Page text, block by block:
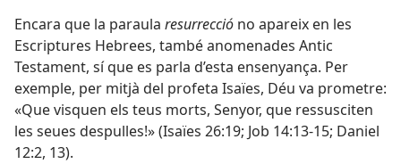
Encara que la paraula resurrecció no apareix en les
Escriptures Hebrees, també anomenades Antic
Testament, sí que es parla d’esta ensenyança. Per
exemple, per mitjà del profeta Isaïes, Déu va prometre:
«Que visquen els teus morts, Senyor, que ressusciten
les seues despulles!» (Isaïes 26:19; Job 14:13-15; Daniel
12:2, 13).